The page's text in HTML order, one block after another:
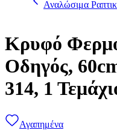
Αναλώσιμα
Κρυφό
Οδηγός,
314, 1
Αγαπημένα